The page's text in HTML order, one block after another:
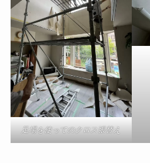
足場を使ってのクロス張替え